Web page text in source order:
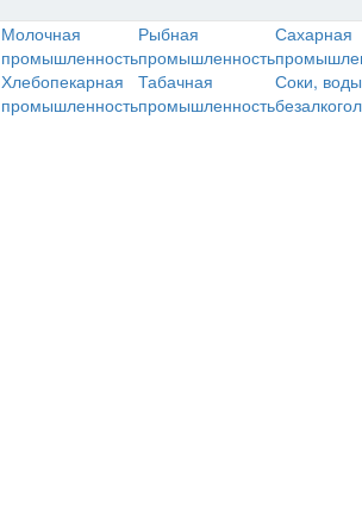
Молочная
промышленность
Рыбная
промышленность
Сахарная
Хлебопекарная
промышленность
Табачная
промышленность
Соки,